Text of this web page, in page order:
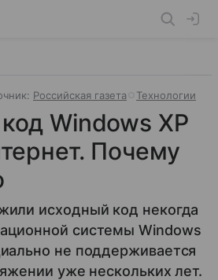
Российская газета Технологии
Windows XP
Почему
исходный код некогда
системы Windows
не поддерживается
уже нескольких лет.